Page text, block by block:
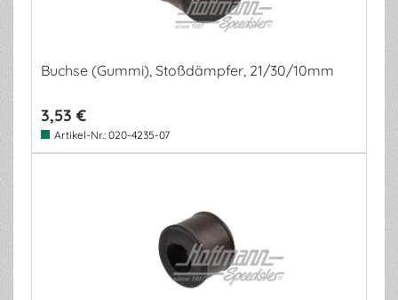
Buchse (Gummi), Stoßdämpfer, 21/30/10mm
3,53 €
Artikel-Nr.: 020-4235-07